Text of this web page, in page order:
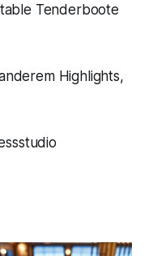
Tenderboote
Highlights,